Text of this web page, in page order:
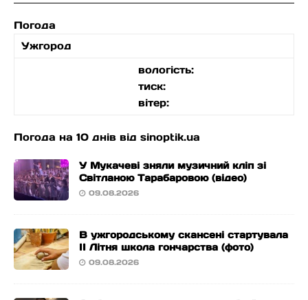
Погода
Ужгород
вологість:
тиск:
вітер:
Погода на 10 днів від sinoptik.ua
У Мукачеві зняли музичний кліп зі
Світланою Тарабаровою (відео)
09.08.2026
В ужгородському скансені стартувала
ІІ Літня школа гончарства (фото)
09.08.2026